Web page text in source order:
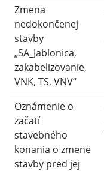
Zmena
nedokončenej
stavby
„SA_Jablonica,
zakabelizovanie,
VNK, TS, VNV“
Oznámenie o
začatí
stavebného
konania o zmene
stavby pred jej